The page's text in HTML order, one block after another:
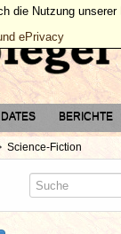
BERICHTE
Science-Fiction
die Nutzung
ePrivacy